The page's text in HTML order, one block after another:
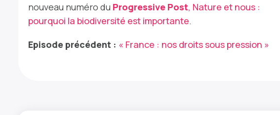
nouveau numéro du Progressive Post, Nature et nous :
pourquoi la biodiversité est importante.
Episode précédent : « France : nos droits sous pression »